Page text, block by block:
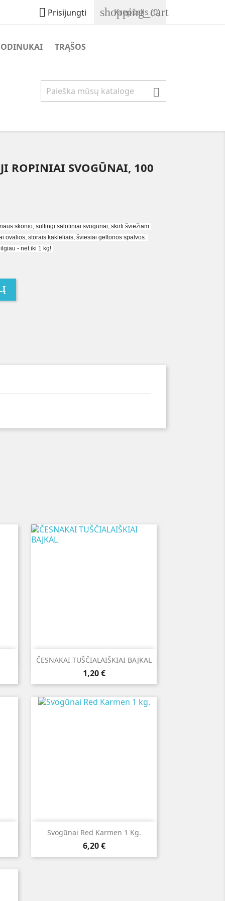
 Prisijungti shopping_cart
Krepšelis (0)
TRĄŠOS

ROPINIAI SVOGŪNAI, 100
skonio, sultingi salotiniai svogūnai, skirti šviežiam
ovalios, storais kakleliais, šviesiai geltonos spalvos.
- net iki 1 kg!
ČESNAKAI TUŠČIALAIŠKIAI BAJKAL
Kaina
1,20 €
 Greita peržiūra
Svogūnai Red Karmen 1 Kg.
Kaina
6,20 €
 Greita peržiūra